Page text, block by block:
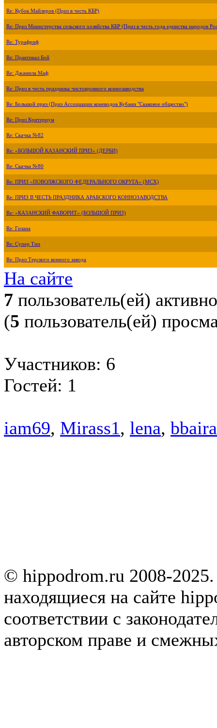
Re: Кубок Майлеров (Приз в честь КБР)
Re: Приз Министерства сельского хозяйства КБР (Приз в честь года единства народов
Re: Турафриф
Re: Практикал Бой
Re: Джамила Маф
Re: Приз в честь праздника чистокровного коннозаводства
Re: Большой приз (Приз Ассоциации коневодов Кубани "Скаковое общество")
Re: Приз Критериум
Re: Скачка №82
Re: «БОЛЬШОЙ КАЗАНСКИЙ ПРИЗ» (ДЕРБИ)
Re: Скачка №80
Re: ПРИЗ «ПОВОЛЖСКОГО ФЕДЕРАЛЬНОГО ОКРУГА» (МСХ)
Re: ПРИЗ В ЧЕСТЬ ПРАЗДНИКА АРАБСКОГО КОННОЗАВОДСТВА
Re: «КАЗАНСКИЙ ФАВОРИТ» (БОЛЬШОЙ ПРИЗ)
Re: Гизана
Re: Супер Тип
Re: Приз Терского конного завода
На сайте
7 пользователь(ей) активно
(5 пользователь(ей)
Участников: 6
Гостей: 1
iam69, Mirass1, lena,
© hippodrom.ru 2008-
находящиеся на сайте
соответствии с
авторском праве и